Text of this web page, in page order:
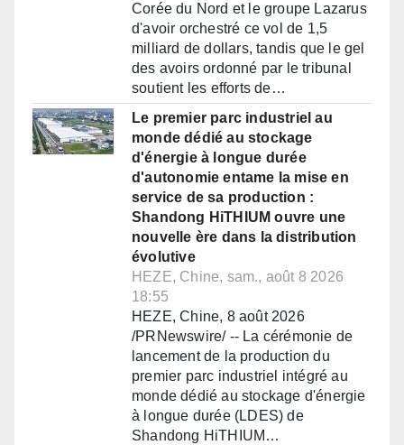
Corée du Nord et le groupe Lazarus
d'avoir orchestré ce vol de 1,5
milliard de dollars, tandis que le gel
des avoirs ordonné par le tribunal
soutient les efforts de…
Le premier parc industriel au
monde dédié au stockage
d'énergie à longue durée
d'autonomie entame la mise en
service de sa production :
Shandong HiTHIUM ouvre une
nouvelle ère dans la distribution
évolutive
HEZE, Chine, sam., août 8 2026
18:55
HEZE, Chine, 8 août 2026
/PRNewswire/ -- La cérémonie de
lancement de la production du
premier parc industriel intégré au
monde dédié au stockage d'énergie
à longue durée (LDES) de
Shandong HiTHIUM…